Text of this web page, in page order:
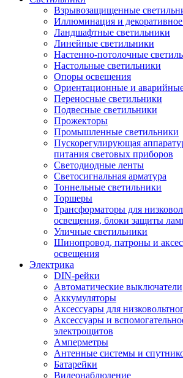
Взрывозащищенные
Иллюминация и
Ландшафтные светильники
Линейные светильники
Настенно-потолочные
Настольные светильники
Опоры освещения
Ориентационные и
Переносные светильники
Подвесные светильники
Прожекторы
Промышленные светильники
Пускорегулирующая
питания световых приборов
Светодиодные ленты
Светосигнальная арматура
Тоннельные светильники
Торшеры
Трансформаторы для
освещения, блоки защиты
Уличные светильники
Шинопровод, патроны и
освещения
Электрика
DIN-рейки
Автоматические выключатели
Аккумуляторы
Аксессуары для
Аксессуары и
электрощитов
Амперметры
Антенные системы и
Батарейки
Видеонаблюдение